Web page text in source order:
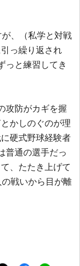
が、（私学と対戦
っ繰り返され
っと練習してき
攻防がカギを握
かしのぐのが理
硬式野球経験者
普通の選手だっ
、たたき上げて
戦いから目が離